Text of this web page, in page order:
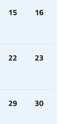
15 16
22 23
29 30